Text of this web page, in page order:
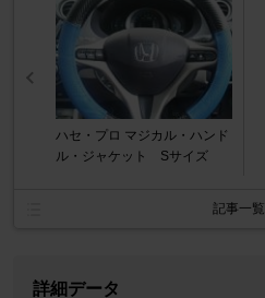
ハセ・プロ マジカル・ハンド
ル・ジャケット Sサイズ
記事一覧
詳細データ